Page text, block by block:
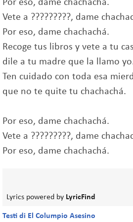
Por eso, dame chachachá.
Vete a ?????????, dame
Por eso, dame chachachá.
Recoge tus libros y vete a tu
dile a tu madre que la llamo
Ten cuidado con toda esa
que no te quite tu chachachá.
Por eso, dame chachachá.
Vete a ?????????, dame
Por eso, dame chachachá.
Lyrics powered by LyricFind
Testi di El Columpio Asesino